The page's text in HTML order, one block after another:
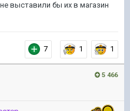
выставили бы их в магазин
7 1 1
5 466